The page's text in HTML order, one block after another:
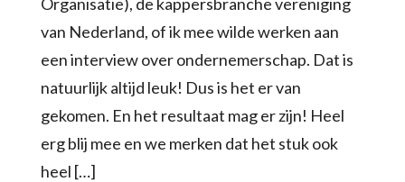
van Nederland, of ik mee wilde werken aan
een interview over ondernemerschap. Dat is
natuurlijk altijd leuk! Dus is het er van
gekomen. En het resultaat mag er zijn! Heel
erg blij mee en we merken dat het stuk ook
heel […]